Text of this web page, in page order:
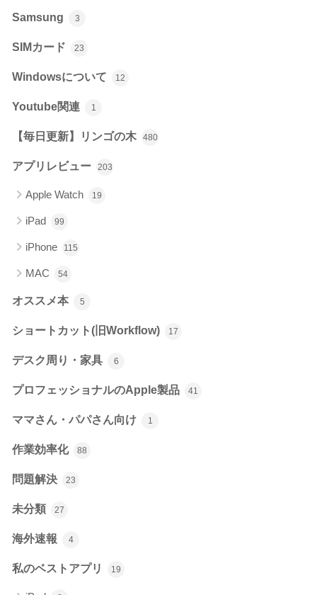
Samsung 3
SIMカード 23
Windowsについて 12
Youtube関連 1
【毎日更新】リンゴの木 480
アプリレビュー 203
Apple Watch 19
iPad 99
iPhone 115
MAC 54
オススメ本 5
ショートカット(旧Workflow) 17
デスク周り・家具 6
プロフェッショナルのApple製品 41
ママさん・パパさん向け 1
作業効率化 88
問題解決 23
未分類 27
海外速報 4
私のベストアプリ 19